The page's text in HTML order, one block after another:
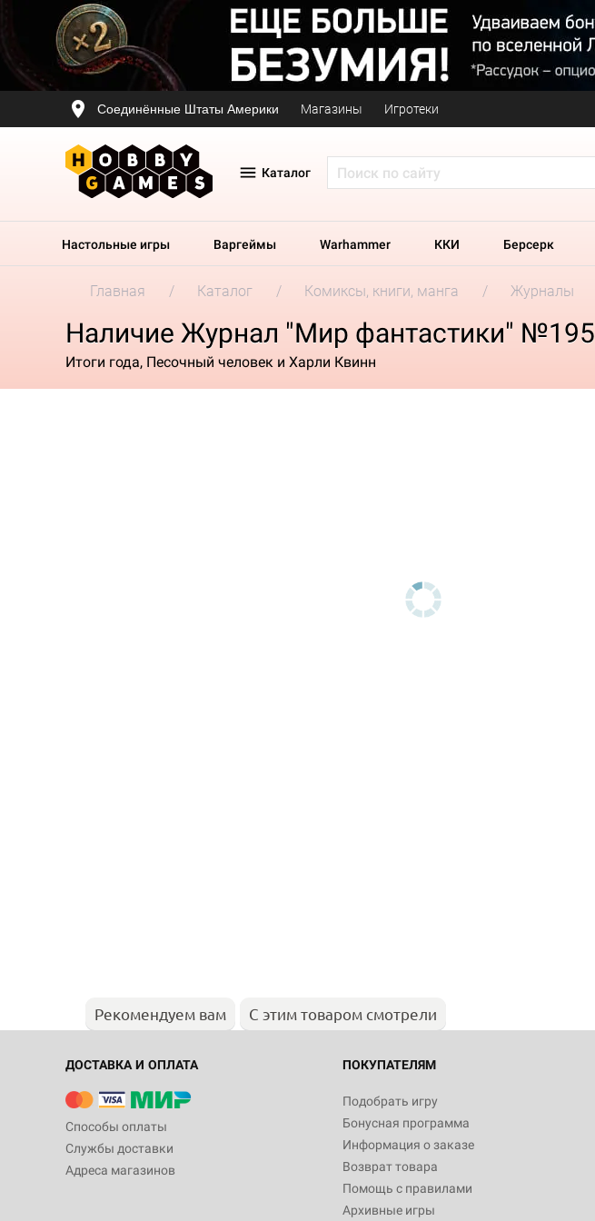
Соединённые Штаты Америки Магазины Игротеки
Каталог
Настольные игры Варгеймы Warhammer ККИ Берсерк
Главная Каталог Комиксы, книги, манга Журналы
Наличие Журнал "Мир фантастики" №195
Итоги года, Песочный человек и Харли Квинн
Рекомендуем вам С этим товаром смотрели
ДОСТАВКА И ОПЛАТА
Способы оплаты
Службы доставки
Адреса магазинов
ПОКУПАТЕЛЯМ
Подобрать игру
Бонусная программа
Информация о заказе
Возврат товара
Помощь с правилами
Архивные игры